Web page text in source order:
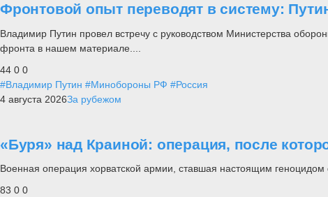
Фронтовой опыт переводят в систему:
Владимир Путин провел встречу с руководством Министерства
фронта в нашем материале....
44 0 0
#Владимир Путин #Минобороны РФ #Россия
4 августа 2026За рубежом
«Буря» над Краиной: операция, после
Военная операция хорватской армии, ставшая настоящим геноцидом
83 0 0